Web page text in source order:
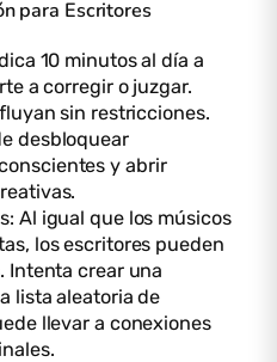
para Escritores
10 minutos al día a
a corregir o juzgar.
sin restricciones.
desbloquear
y abrir
Al igual que los músicos
los escritores pueden
Intenta crear una
lista aleatoria de
llevar a conexiones